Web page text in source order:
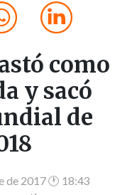
como
y sacó
de
de 2017 🕐 18:43